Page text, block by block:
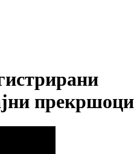
прекршоци